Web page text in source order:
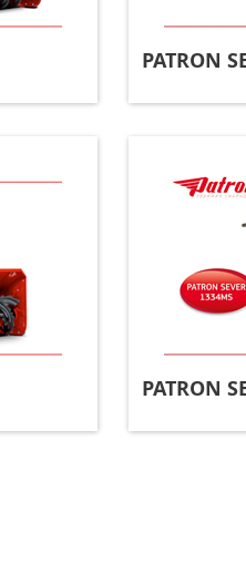
PATRON
PATRON